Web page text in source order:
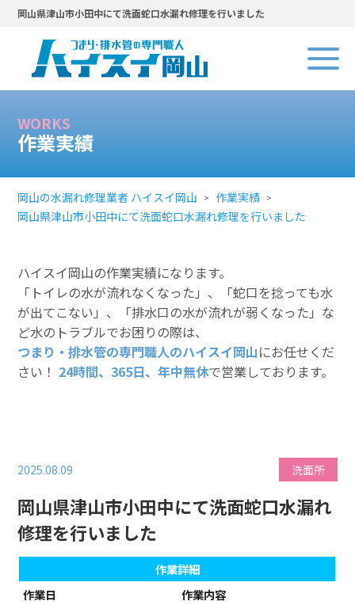
岡山県津山市小田中にて洗面蛇口水漏れ修理を行いました
WORKS
作業実績
岡山の水漏れ修理業者 ハイスイ岡山
作業実績
岡山県津山市小田中にて洗面蛇口水漏れ修理を行いました
ハイスイ岡山の作業実績になります。
「トイレの水が流れなくなった」、「蛇口を捻っても水
が出てこない」、「排水口の水が流れが弱くなった」な
ど水のトラブルでお困りの際は、
つまり・排水管の専門職人のハイスイ岡山にお任せくだ
さい！ 24時間、365日、年中無休で営業しております。
2025.08.09 洗面所
岡山県津山市小田中にて洗面蛇口水漏れ
修理を行いました
作業詳細
作業日
作業内容